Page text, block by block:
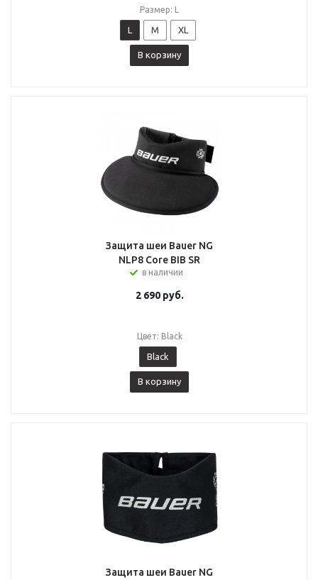
Размер: L
L M XL
В корзину
Защита шеи Bauer NG
NLP8 Core BIB SR
в наличии
2 690руб.
Цвет: Black
Black
В корзину
Защита шеи Bauer NG